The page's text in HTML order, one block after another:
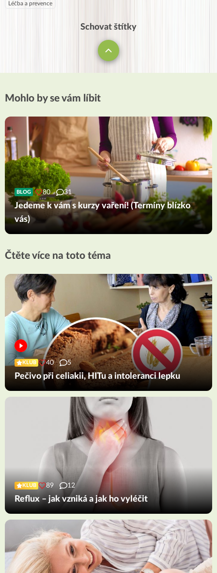
Léčba a prevence
Schovat štítky
Mohlo by se vám líbit
BLOG 80 31
Jedeme k vám s kurzy vaření! (Termíny blízko
vás)
Čtěte více na toto téma
KLUB 40 5
Pečivo při celiakii, HITu a intoleranci lepku
KLUB 89 12
Reflux – jak vzniká a jak ho vyléčit